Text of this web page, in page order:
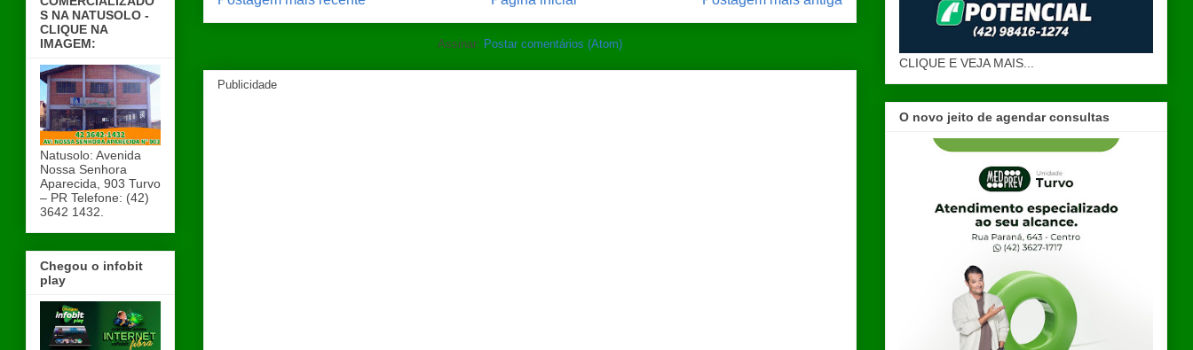
Assinar: Postar comentários (Atom)
Publicidade
S NA NATUSOLO -
CLIQUE NA
IMAGEM:
Natusolo: Avenida
Nossa Senhora
Aparecida, 903 Turvo
– PR Telefone: (42)
3642 1432.
Chegou o infobit
play
CLIQUE E VEJA MAIS...
O novo jeito de agendar consultas